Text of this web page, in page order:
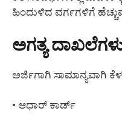
ಹಿಂದುಳಿದ ವರ್ಗಗಳಿಗೆ
ಅಗತ್ಯ
ಅರ್ಜಿಗಾಗಿ ಸಾಮಾನ್ಯವಾಗಿ
• ಆಧಾರ್ ಕಾರ್ಡ್